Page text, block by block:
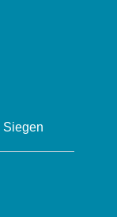
Siegen